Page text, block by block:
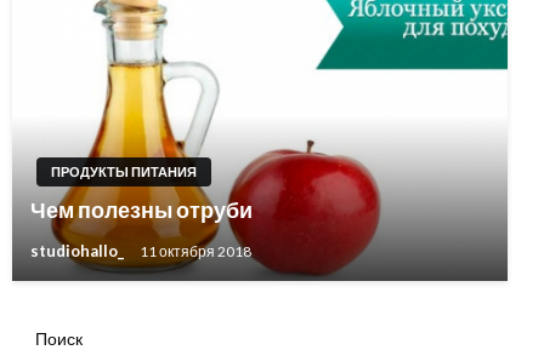
ПРОДУКТЫ ПИТАНИЯ
Чем полезны отруби
studiohallo_ 11 октября 2018
Поиск